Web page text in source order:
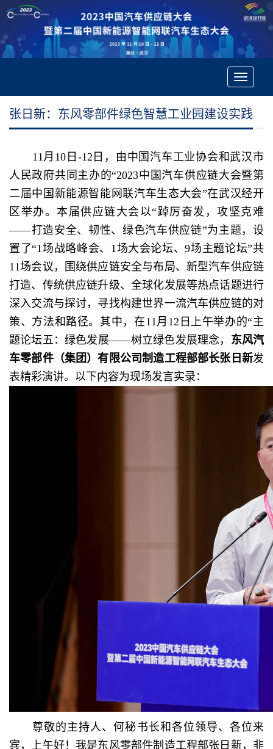
Toggle
张日新：东风零部件绿色智慧工业园建设实践
11月10日-12日，由中国汽车工业协会和武汉市
人民政府共同主办的“2023中国汽车供应链大会暨第
二届中国新能源智能网联汽车生态大会”在武汉经开
区举办。本届供应链大会以“踔厉奋发，攻坚克难
——打造安全、韧性、绿色汽车供应链”为主题，设
置了“1场战略峰会、1场大会论坛、9场主题论坛”共
11场会议，围绕供应链安全与布局、新型汽车供应链
打造、传统供应链升级、全球化发展等热点话题进行
深入交流与探讨，寻找构建世界一流汽车供应链的对
策、方法和路径。其中，在11月12日上午举办的“主
题论坛五：绿色发展——树立绿色发展理念， 东风汽
车零部件（集团）有限公司制造工程部部长张日新发
表精彩演讲。以下内容为现场发言实录：
尊敬的主持人、何秘书长和各位领导、各位来
宾，上午好！我是东风零部件制造工程部张日新，非